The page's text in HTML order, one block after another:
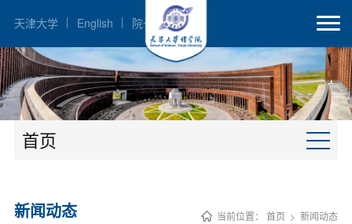
天津大学 English 院长邮箱
首页
当前位置：首页 >新闻动态
新闻动态